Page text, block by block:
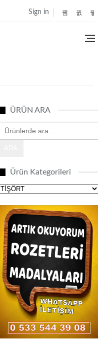
Sign in
ÜRÜN ARA
Ara:
Ürün Kategorileri